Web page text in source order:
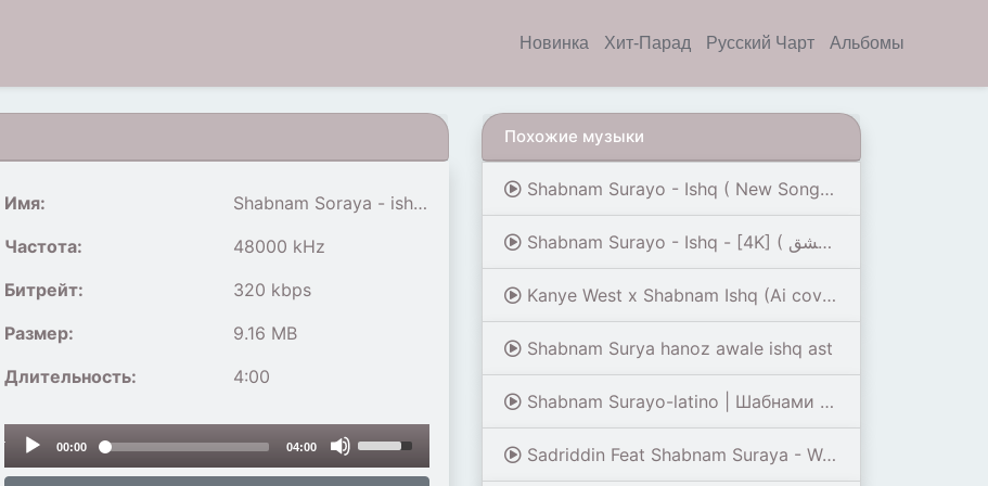
Новинка Хит-Парад Русский Чарт Альбомы
Имя:
Частота:
Битрейт:
Размер:
Длительность:
Shabnam Soraya - ishq e man
48000 kHz
320 kbps
9.16 MB
4:00
Audio
Player
00:00 04:00
Похожие музыки
Shabnam Surayo - Ishq ( New Song 2023 )
Kanye West x Shabnam Ishq (Ai cover by Cartell de Paris)
Shabnam Surya hanoz awale ishq ast
Shabnam Surayo-latino | Шабнами Сурайё | Дар мехмонии Фарзона
Sadriddin Feat Shabnam Suraya - Wafai Delam